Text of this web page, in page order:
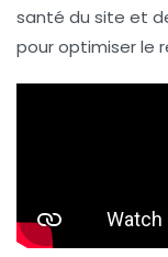
santé du site et
pour optimiser le